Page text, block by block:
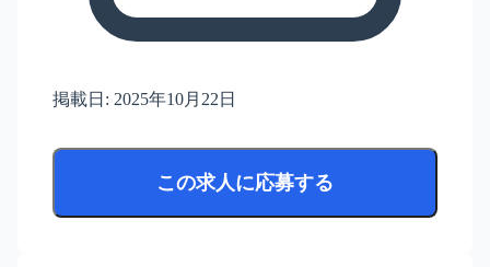
掲載日: 2025年10月22日
この求人に応募する